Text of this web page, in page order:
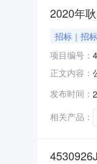
2020年
招标｜招
项目编号：
正文内容：
发布时间：
相关产品：